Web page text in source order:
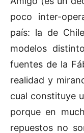
poco inter-
país: la de
modelos
fuentes de la
realidad y
cual constituye
porque en
repuestos no